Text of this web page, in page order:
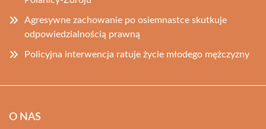
Agresywne zachowanie po osiemnastce skutkuje
odpowiedzialnością prawną
Policyjna interwencja ratuje życie młodego mężczyzny
O NAS